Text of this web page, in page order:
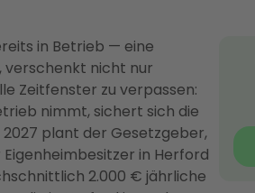
in Betrieb — eine
verschenkt nicht nur
Zeitfenster zu verpassen:
nimmt, sichert sich die
plant der Gesetzgeber,
in Herford
2.000 € jährliche